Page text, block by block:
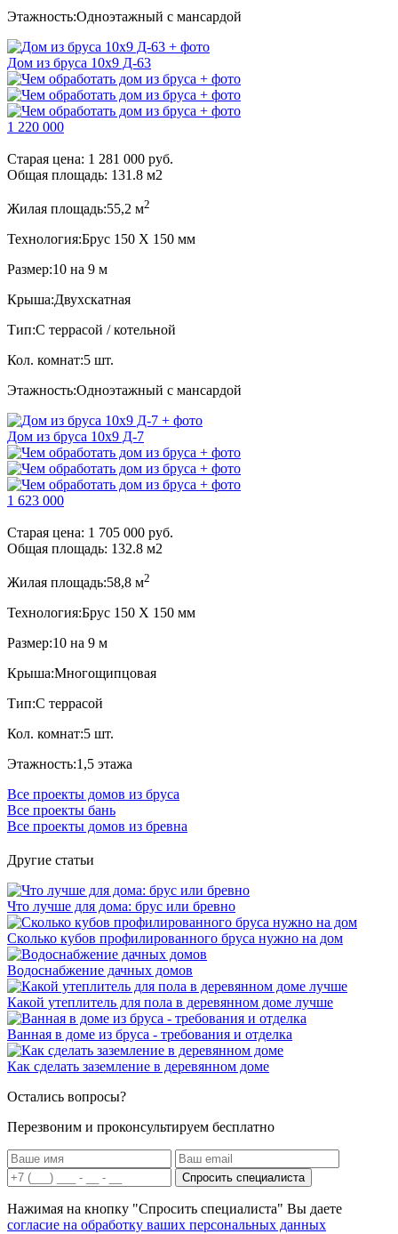
Этажность:Одноэтажный с мансардой
Дом из бруса 10х9 Д-63
1 220 000
Старая цена: 1 281 000 руб.
Общая площадь: 131.8 м2
Жилая площадь:55,2 м2
Технология:Брус 150 Х 150 мм
Размер:10 на 9 м
Крыша:Двухскатная
Тип:С террасой / котельной
Кол. комнат:5 шт.
Этажность:Одноэтажный с мансардой
Дом из бруса 10x9 Д-7
1 623 000
Старая цена: 1 705 000 руб.
Общая площадь: 132.8 м2
Жилая площадь:58,8 м2
Технология:Брус 150 Х 150 мм
Размер:10 на 9 м
Крыша:Многощипцовая
Тип:С террасой
Кол. комнат:5 шт.
Этажность:1,5 этажа
Все проекты домов из бруса
Все проекты бань
Все проекты домов из бревна
Другие статьи
Что лучше для дома: брус или бревно
Сколько кубов профилированного бруса нужно на дом
Водоснабжение дачных домов
Какой утеплитель для пола в деревянном доме лучше
Ванная в доме из бруса - требования и отделка
Как сделать заземление в деревянном доме
Остались вопросы?
Перезвоним и проконсультируем бесплатно
Нажимая на кнопку "Спросить специалиста" Вы даете
согласие на обработку ваших персональных данных